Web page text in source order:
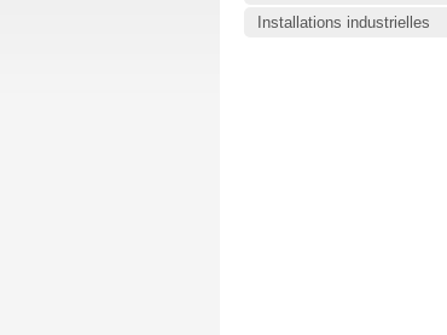
Installations industrielles